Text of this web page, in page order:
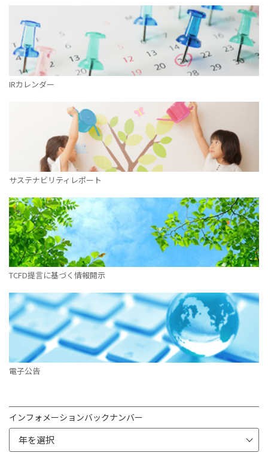
IRカレンダー
サステナビリティレポート
TCFD提言に基づく情報開示
電子公告
インフォメーションバックナンバー